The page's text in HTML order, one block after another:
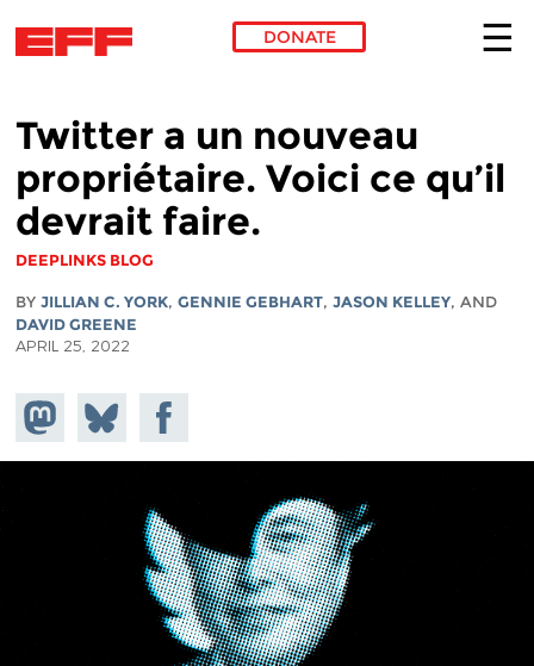
DONATE
Twitter a un nouveau
propriétaire. Voici ce qu’il
devrait faire.
DEEPLINKS BLOG
BY JILLIAN C. YORK, GENNIE GEBHART, JASON KELLEY, AND
DAVID GREENE
APRIL 25, 2022
Share on
Mastodon
Share
on
Bluesky
Share on
Facebook